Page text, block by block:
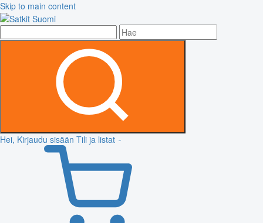
Skip to main content
Hei, Kirjaudu sisään Tili ja listat